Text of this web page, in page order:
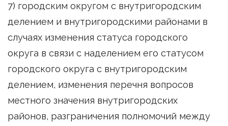
7) городским округом с внутригородским
делением и внутригородскими районами в
случаях изменения статуса городского
округа в связи с наделением его статусом
городского округа с внутригородским
делением, изменения перечня вопросов
местного значения внутригородских
районов, разграничения полномочий между